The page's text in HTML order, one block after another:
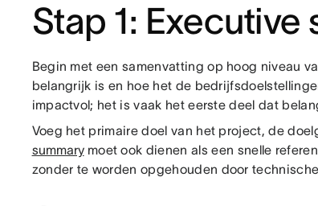
Stap 1: Executive
Begin met een samenvatting op hoog niveau
belangrijk is en hoe het de
impactvol; het is vaak het eerste deel dat
Voeg het primaire doel van het project, de
summarymoet ook dienen als een snelle
zonder te worden opgehouden door